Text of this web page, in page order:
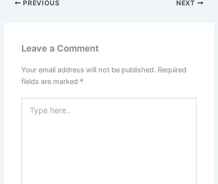
PREVIOUS NEXT
Leave a Comment
Your email address will not be published. Required
fields are marked *
here..